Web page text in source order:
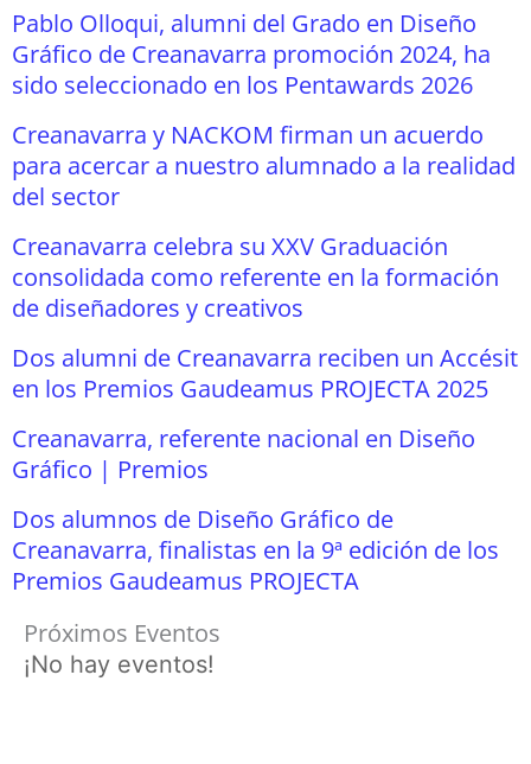
Pablo Olloqui, alumni del Grado en Diseño
Gráfico de Creanavarra promoción 2024, ha
sido seleccionado en los Pentawards 2026
Creanavarra y NACKOM firman un acuerdo
para acercar a nuestro alumnado a la realidad
del sector
Creanavarra celebra su XXV Graduación
consolidada como referente en la formación
de diseñadores y creativos
Dos alumni de Creanavarra reciben un Accésit
en los Premios Gaudeamus PROJECTA 2025
Creanavarra, referente nacional en Diseño
Gráfico | Premios
Dos alumnos de Diseño Gráfico de
Creanavarra, finalistas en la 9ª edición de los
Premios Gaudeamus PROJECTA
Próximos Eventos
¡No hay eventos!